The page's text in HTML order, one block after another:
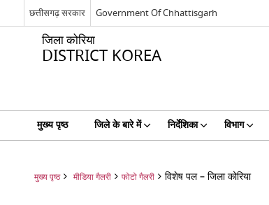
छत्तीसगढ़ सरकार Government Of Chhattisgarh
जिला कोरिया
DISTRICT KOREA
मुख्य पृष्ठ जिले के बारे में निर्देशिका विभाग
मुख्य पृष्ठ मीडिया गैलरी फोटो गैलरी विशेष पल – जिला कोरिया